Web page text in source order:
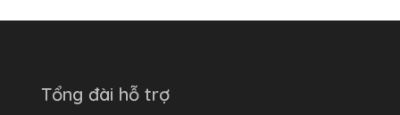
Tổng đài hỗ trợ